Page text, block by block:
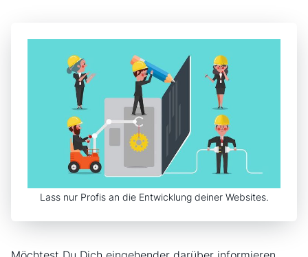
Lass nur Profis an die Entwicklung deiner Websites.